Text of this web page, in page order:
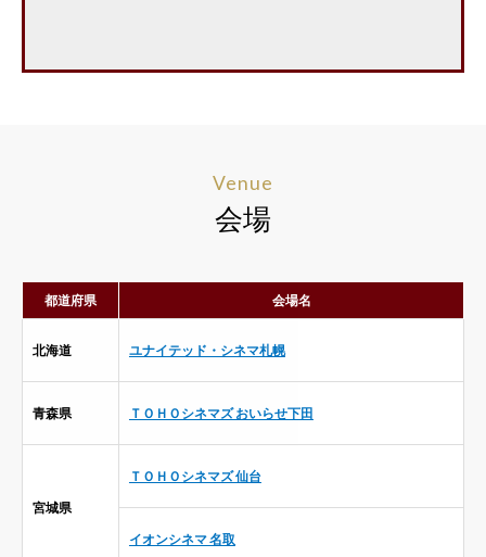
Venue
会場
都道府県 会場名
北海道 ユナイテッド・シネマ札幌
青森県 ＴＯＨＯシネマズ おいらせ下田
宮城県
ＴＯＨＯシネマズ 仙台
イオンシネマ 名取